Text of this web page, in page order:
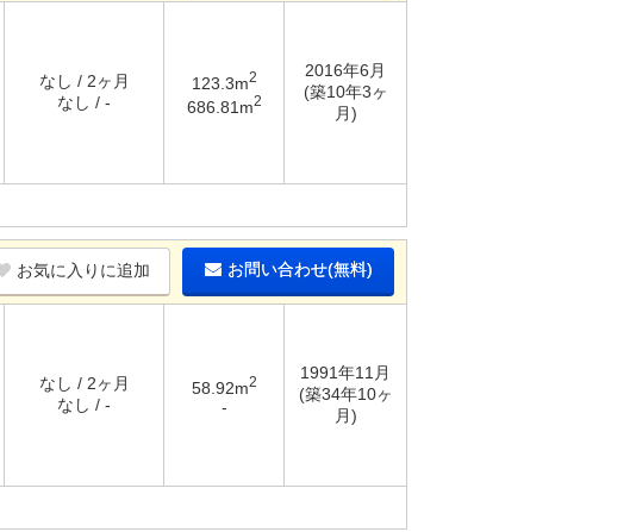
なし / 2ヶ月
なし / -
123.3m2
686.81m2
2016年6月
(築10年3ヶ
月)
お気に入りに追加 お問い合わせ(無料)
なし / 2ヶ月
なし / -
58.92m2
-
1991年11月
(築34年10ヶ
月)